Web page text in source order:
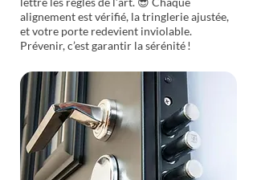
alignement est vérifié, la tringlerie ajustée,
et votre porte redevient inviolable.
Prévenir, c’est garantir la sérénité !